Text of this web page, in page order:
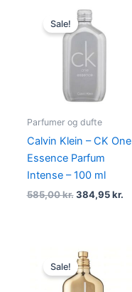
Sale!
Parfumer og dufte
Calvin Klein – CK One
Essence Parfum
Intense – 100 ml
585,00kr.
Original
price
was:
585,00 kr..
384,95kr.
Sale!
Original
price
was:
570,00 kr..